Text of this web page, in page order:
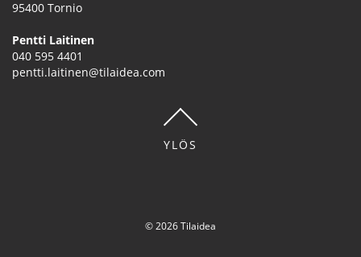
95400 Tornio
Pentti Laitinen
040 595 4401
pentti.laitinen@tilaidea.com
YLÖS
© 2026 Tilaidea